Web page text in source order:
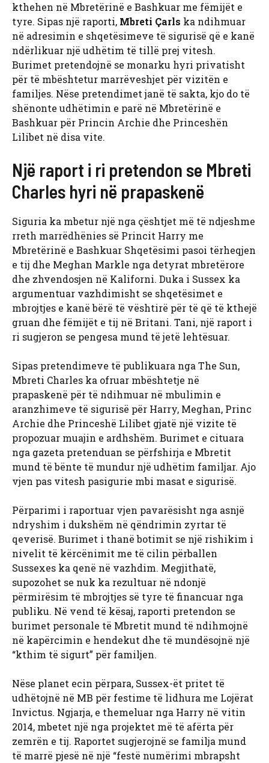
kthehen në Mbretërinë e Bashkuar me fëmijët e
tyre. Sipas një raporti, Mbreti Çarls ka ndihmuar
në adresimin e shqetësimeve të sigurisë që e kanë
ndërlikuar një udhëtim të tillë prej vitesh.
Burimet pretendojnë se monarku hyri privatisht
për të mbështetur marrëveshjet për vizitën e
familjes. Nëse pretendimet janë të sakta, kjo do të
shënonte udhëtimin e parë në Mbretërinë e
Bashkuar për Princin Archie dhe Princeshën
Lilibet në disa vite.
Një raport i ri pretendon se Mbreti
Charles hyri në prapaskenë
Siguria ka mbetur një nga çështjet më të ndjeshme
rreth marrëdhënies së Princit Harry me
Mbretërinë e Bashkuar Shqetësimi pasoi tërheqjen
e tij dhe Meghan Markle nga detyrat mbretërore
dhe zhvendosjen në Kaliforni. Duka i Sussex ka
argumentuar vazhdimisht se shqetësimet e
mbrojtjes e kanë bërë të vështirë për të që të kthejë
gruan dhe fëmijët e tij në Britani. Tani, një raport i
ri sugjeron se pengesa mund të jetë lehtësuar.
Sipas pretendimeve të publikuara nga The Sun,
Mbreti Charles ka ofruar mbështetje në
prapaskenë për të ndihmuar në mbulimin e
aranzhimeve të sigurisë për Harry, Meghan, Princ
Archie dhe Princeshë Lilibet gjatë një vizite të
propozuar muajin e ardhshëm. Burimet e cituara
nga gazeta pretenduan se përfshirja e Mbretit
mund të bënte të mundur një udhëtim familjar. Ajo
vjen pas vitesh pasigurie mbi masat e sigurisë.
Përparimi i raportuar vjen pavarësisht nga asnjë
ndryshim i dukshëm në qëndrimin zyrtar të
qeverisë. Burimet i thanë botimit se një rishikim i
nivelit të kërcënimit me të cilin përballen
Sussexes ka qenë në vazhdim. Megjithatë,
supozohet se nuk ka rezultuar në ndonjë
përmirësim të mbrojtjes së tyre të financuar nga
publiku. Në vend të kësaj, raporti pretendon se
burimet personale të Mbretit mund të ndihmojnë
në kapërcimin e hendekut dhe të mundësojnë një
“kthim të sigurt” për familjen.
Nëse planet ecin përpara, Sussex-ët pritet të
udhëtojnë në MB për festime të lidhura me Lojërat
Invictus. Ngjarja, e themeluar nga Harry në vitin
2014, mbetet një nga projektet më të afërta për
zemrën e tij. Raportet sugjerojnë se familja mund
të marrë pjesë në një “festë numërimi mbrapsht